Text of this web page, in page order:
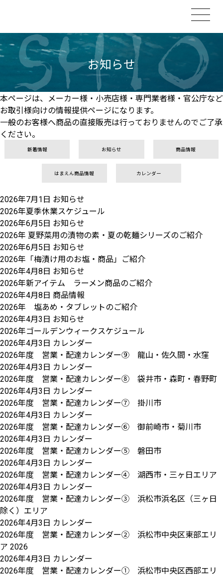
お知らせ
本ページは、メーカー様・小売店様・専門業者様・官公庁など
お取引様向けの情報提供ページになります。
一般のお客様へ商品の直接販売は行っておりませんのでご了承
ください。
新着情報 お知らせ 商品情報
はまえん商品情報 カレンダー
2026年7月1日 お知らせ
2026年夏季休業スケジュール
2026年6月5日 お知らせ
2026年 夏野菜用の漬物の素・夏の乾麺シリーズのご紹介
2026年6月5日 お知らせ
2026年「梅漬け用のお塩・商品」ご紹介
2026年4月8日 お知らせ
2026年新アイテム ラーメン商品のご紹介
2026年4月8日 商品情報
2026年 塩あめ・タブレットのご紹介
2026年4月3日 お知らせ
2026年ゴールデンウィークスケジュール
2026年4月3日 カレンダー
2026年度 営業・配達カレンダー⑨ 龍山・佐久間・水窪
2026年4月3日 カレンダー
2026年度 営業・配達カレンダー⑧ 袋井市・森町・春野町
2026年4月3日 カレンダー
2026年度 営業・配達カレンダー⑦ 掛川市
2026年4月3日 カレンダー
2026年度 営業・配達カレンダー⑥ 御前崎市・菊川市
2026年4月3日 カレンダー
2026年度 営業・配達カレンダー⑤ 磐田市
2026年4月3日 カレンダー
2026年度 営業・配達カレンダー④ 湖西市・三ヶ日エリア
2026年4月3日 カレンダー
2026年度 営業・配達カレンダー③ 浜松市浜名区（三ヶ日
除く）エリア
2026年4月3日 カレンダー
2026年度 営業・配達カレンダー② 浜松市中央区東部エリ
ア 2026
2026年4月3日 カレンダー
2026年度 営業・配達カレンダー① 浜松市中央区西部エリ